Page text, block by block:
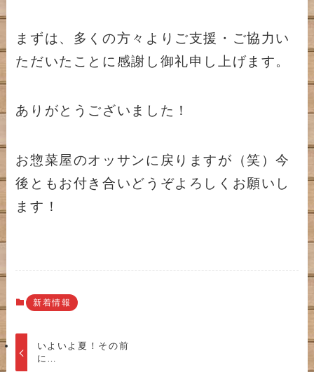
まずは、多くの方々よりご支援・ご協力い
ただいたことに感謝し御礼申し上げます。
ありがとうございました！
お惣菜屋のオッサンに戻りますが（笑）今
後ともお付き合いどうぞよろしくお願いし
ます！
新着情報
いよいよ夏！その前
に…